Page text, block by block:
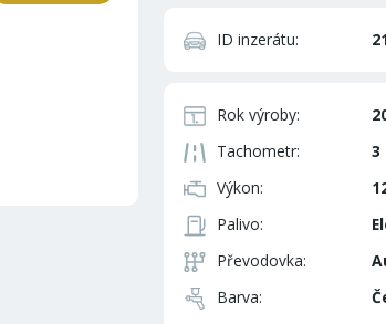
ID inzerátu:
Rok výroby:
Tachometr:
3
Výkon:
Palivo:
Převodovka:
Barva: